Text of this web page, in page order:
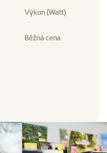
Výkon (Watt)
Běžná cena